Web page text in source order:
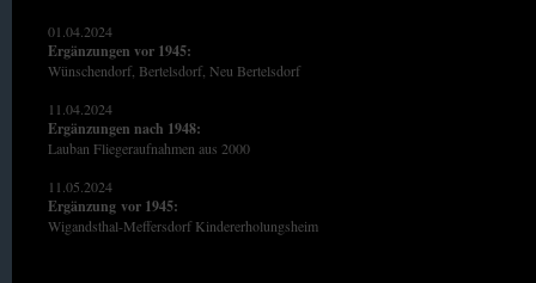
01.04.2024
Ergänzungen vor 1945:
Wünschendorf, Bertelsdorf, Neu Bertelsdorf
11.04.2024
Ergänzungen nach 1948:
Lauban Fliegeraufnahmen aus 2000
11.05.2024
Ergänzung vor 1945:
Wigandsthal-Meffersdorf Kindererholungsheim